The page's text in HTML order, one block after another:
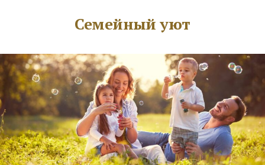
Семейный уют